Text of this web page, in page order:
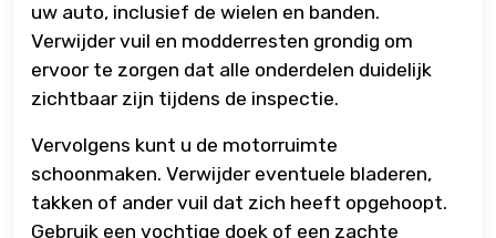
uw auto, inclusief de wielen en banden.
Verwijder vuil en modderresten grondig om
ervoor te zorgen dat alle onderdelen duidelijk
zichtbaar zijn tijdens de inspectie.
Vervolgens kunt u de motorruimte
schoonmaken. Verwijder eventuele bladeren,
takken of ander vuil dat zich heeft opgehoopt.
Gebruik een vochtige doek of een zachte